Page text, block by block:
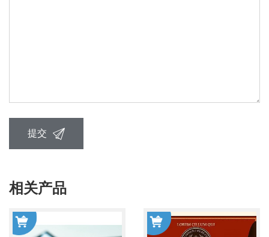
提交
相关产品